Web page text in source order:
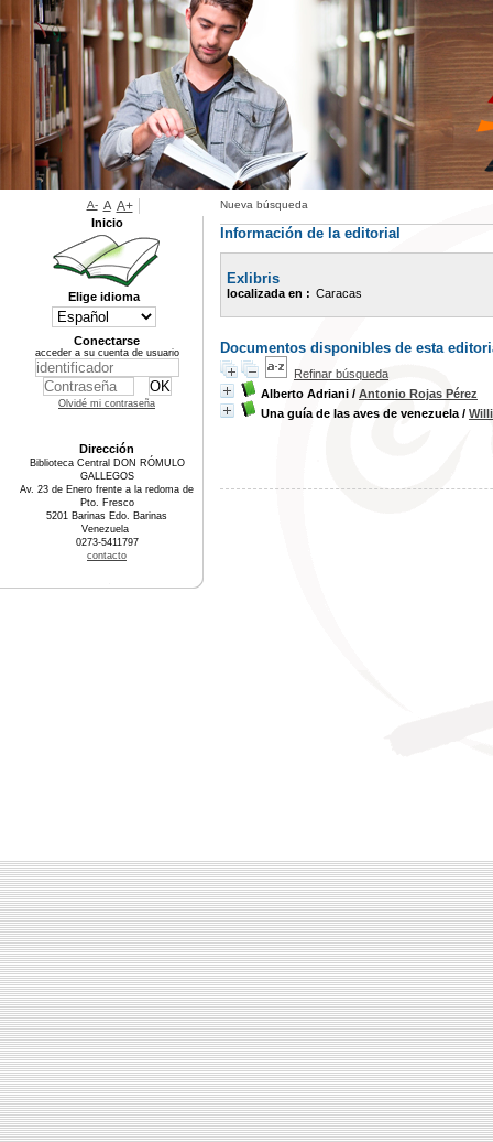
Nueva búsqueda
Información de la editorial
Exlibris
localizada en : Caracas
Documentos disponibles de esta
Refinar búsqueda
Alberto Adriani / Antonio Rojas Pérez
Una guía de las aves de venezuela /
A- A A+
Inicio
Elige idioma
Conectarse
acceder a su cuenta de usuario
Olvidé mi contraseña
Dirección
Biblioteca Central DON RÓMULO
GALLEGOS
Av. 23 de Enero frente a la redoma de
Pto. Fresco
5201 Barinas Edo. Barinas
Venezuela
0273-5411797
contacto